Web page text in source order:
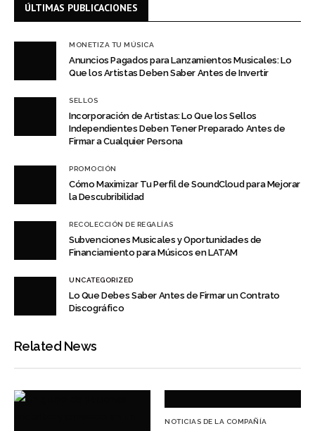
ÚLTIMAS PUBLICACIONES
MONETIZA TU MÚSICA
Anuncios Pagados para Lanzamientos Musicales: Lo
Que los Artistas Deben Saber Antes de Invertir
SELLOS
Incorporación de Artistas: Lo Que los Sellos
Independientes Deben Tener Preparado Antes de
Firmar a Cualquier Persona
PROMOCIÓN
Cómo Maximizar Tu Perfil de SoundCloud para Mejorar
la Descubribilidad
RECOLECCIÓN DE REGALÍAS
Subvenciones Musicales y Oportunidades de
Financiamiento para Músicos en LATAM
UNCATEGORIZED
Lo Que Debes Saber Antes de Firmar un Contrato
Discográfico
Related News
NOTICIAS DE LA COMPAÑÍA